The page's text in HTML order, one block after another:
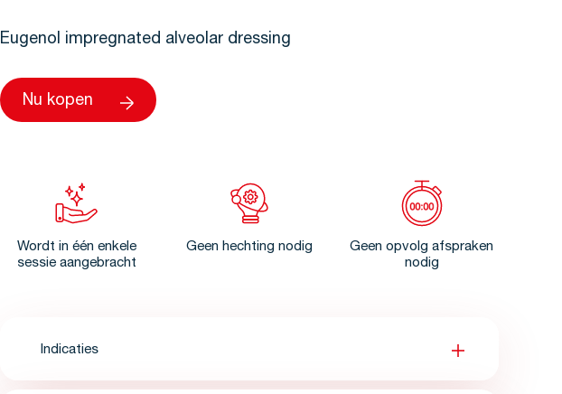
Eugenol impregnated alveolar dressing
Nu kopen
Wordt in één enkele
sessie aangebracht
Geen hechting nodig
Geen opvolg afspraken
nodig
Indicaties